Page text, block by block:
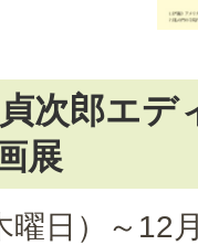
次郎エデ
展
曜日）～12